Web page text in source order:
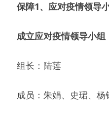
保障1、应对疫情领导
成立应对疫情领导小组
组长：陆莲
成员：朱娟、史珺、杨